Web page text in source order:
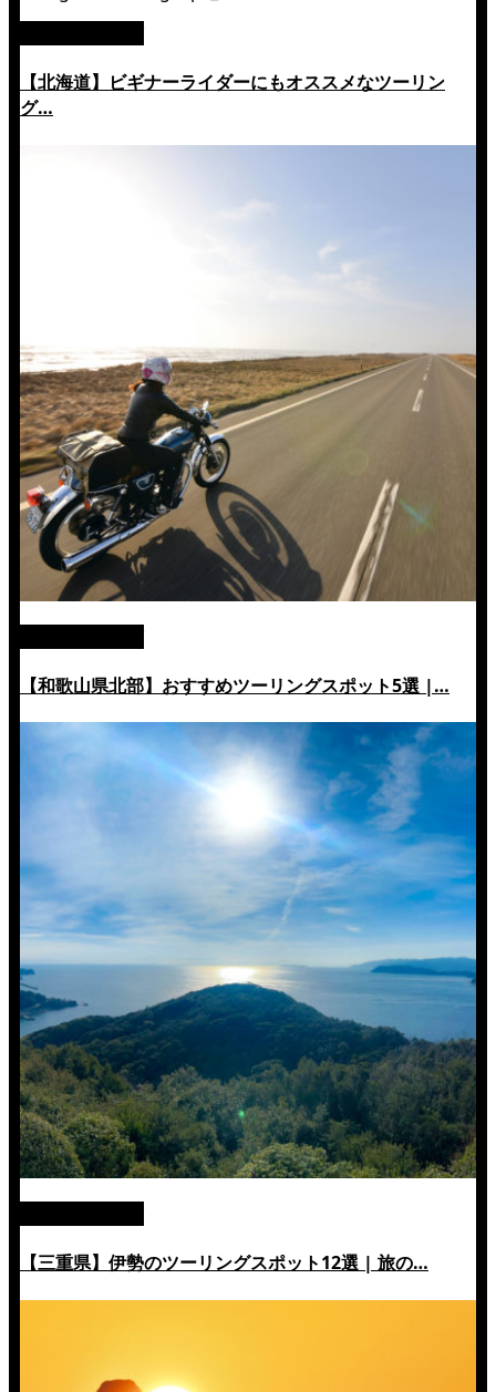
【北海道】ビギナーライダーにもオススメなツーリン
グ…
【和歌山県北部】おすすめツーリングスポット5選 |…
【三重県】伊勢のツーリングスポット12選 | 旅の…